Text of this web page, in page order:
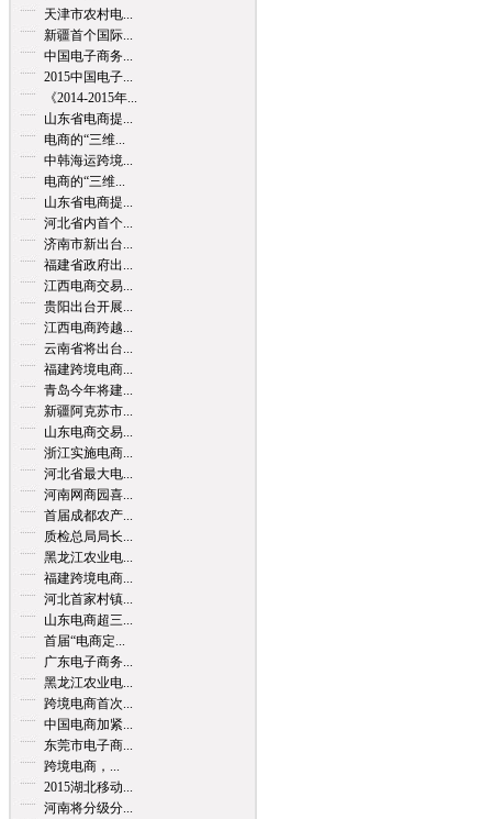
天津市农村电...
新疆首个国际...
中国电子商务...
2015中国电子...
《2014-2015年...
山东省电商提...
电商的“三维...
中韩海运跨境...
电商的“三维...
山东省电商提...
河北省内首个...
济南市新出台...
福建省政府出...
江西电商交易...
贵阳出台开展...
江西电商跨越...
云南省将出台...
福建跨境电商...
青岛今年将建...
新疆阿克苏市...
山东电商交易...
浙江实施电商...
河北省最大电...
河南网商园喜...
首届成都农产...
质检总局局长...
黑龙江农业电...
福建跨境电商...
河北首家村镇...
山东电商超三...
首届“电商定...
广东电子商务...
黑龙江农业电...
跨境电商首次...
中国电商加紧...
东莞市电子商...
跨境电商，...
2015湖北移动...
河南将分级分...